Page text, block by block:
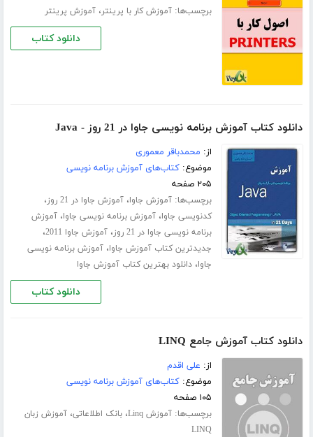
برچسب‌ها:آموزش کار با پرینتر،آموزش پرینتر
دانلود کتاب
دانلود کتاب آموزش برنامه نویسی جاوا در 21 روز - Java
از: محمدباقر معموری
موضوع:کتاب‌های آموزش برنامه نویسی
۲۰۵ صفحه
برچسب‌ها:آموزش جاوا،آموزش جاوا در 21 روز ،
کدنویسی جاوا،آموزش برنامه نویسی جاوا،آموزش
برنامه نویسی جاوا در 21 روز
،آموزش جاوا 2011 ،
جدیدترین کتاب آموزش جاوا،آموزش برنامه نویسی
جاوا،دانلود بهترین کتاب آموزش جاوا
دانلود کتاب
دانلود کتاب آموزش جامع LINQ
از: علی اقدم
موضوع:کتاب‌های آموزش برنامه نویسی
۱۰۵ صفحه
برچسب‌ها:آموزش Linq ،بانک اطلاعاتی،آموزش زبان
LINQ